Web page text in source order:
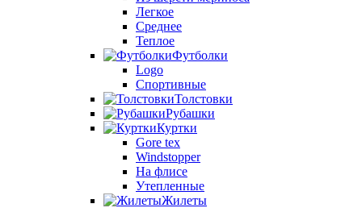
Легкое
Среднее
Теплое
Футболки
Logo
Спортивные
Толстовки
Рубашки
Куртки
Gore tex
Windstopper
На флисе
Утепленные
Жилеты